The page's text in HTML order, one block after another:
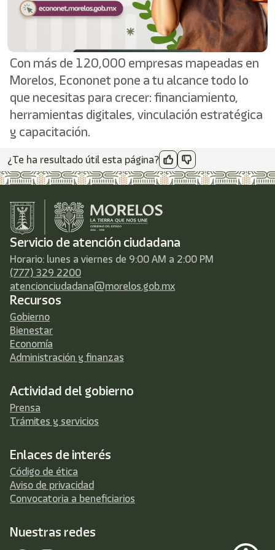
activates
reader
help
you
navigate
and
with
content.
Con más de 120,000 empresas mapeadas en
Morelos, Econonet pone a tu alcance todo lo
que necesitas para crecer: financiamiento,
herramientas digitales, vinculación estratégica
y capacitación.
¿Te ha resultado útil esta página?
Servicio de atención ciudadana
Horario: lunes a viernes de 9:00 AM a 2:00 PM
(777) 329 2200
atencionciudadana@morelos.gob.mx
Recursos
Gobierno
Bienestar
Economía
Administración y finanzas
Actividad del gobierno
Prensa
Trámites y servicios
Enlaces de interés
Código de ética
Aviso de privacidad
Convocatoria a beneficiarios
Nuestras redes